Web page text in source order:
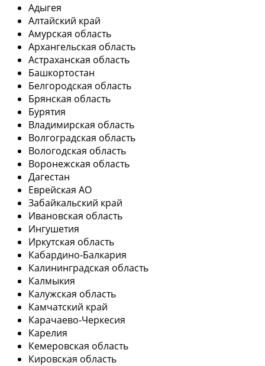
Адыгея
Алтайский край
Амурская область
Архангельская область
Астраханская область
Башкортостан
Белгородская область
Брянская область
Бурятия
Владимирская область
Волгоградская область
Вологодская область
Воронежская область
Дагестан
Еврейская АО
Забайкальский край
Ивановская область
Ингушетия
Иркутская область
Кабардино-Балкария
Калининградская область
Калмыкия
Калужская область
Камчатский край
Карачаево-Черкесия
Карелия
Кемеровская область
Кировская область